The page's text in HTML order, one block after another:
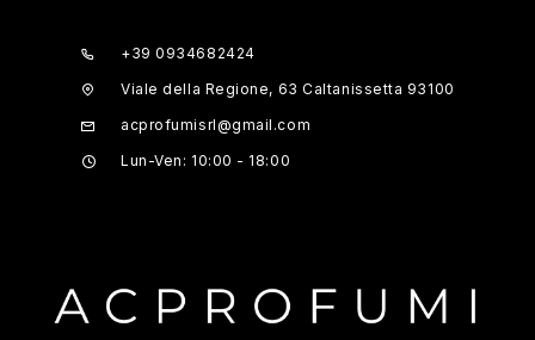
+39 0934682424
Viale della Regione, 63 Caltanissetta 93100
acprofumisrl@gmail.com
Lun-Ven: 10:00 - 18:00